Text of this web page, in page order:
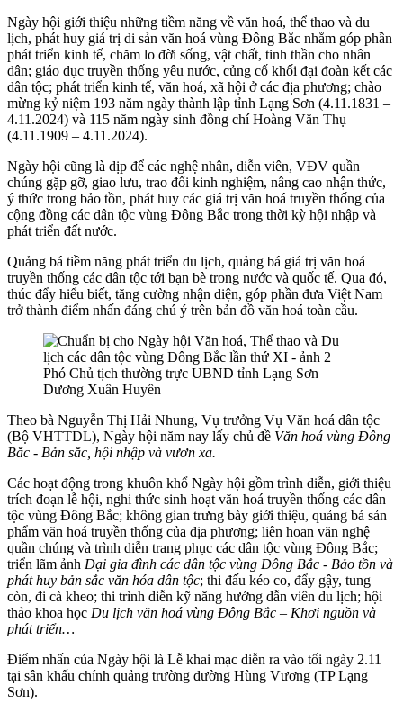
Ngày hội giới thiệu những tiềm năng về văn hoá, thể thao và du
lịch, phát huy giá trị di sản văn hoá vùng Đông Bắc nhằm góp phần
phát triển kinh tế, chăm lo đời sống, vật chất, tinh thần cho nhân
dân; giáo dục truyền thống yêu nước, củng cố khối đại đoàn kết các
dân tộc; phát triển kinh tế, văn hoá, xã hội ở các địa phương; chào
mừng kỷ niệm 193 năm ngày thành lập tỉnh Lạng Sơn (4.11.1831 –
4.11.2024) và 115 năm ngày sinh đồng chí Hoàng Văn Thụ
(4.11.1909 – 4.11.2024).
Ngày hội cũng là dịp để các nghệ nhân, diễn viên, VĐV quần
chúng gặp gỡ, giao lưu, trao đổi kinh nghiệm, nâng cao nhận thức,
ý thức trong bảo tồn, phát huy các giá trị văn hoá truyền thống của
cộng đồng các dân tộc vùng Đông Bắc trong thời kỳ hội nhập và
phát triển đất nước.
Quảng bá tiềm năng phát triển du lịch, quảng bá giá trị văn hoá
truyền thống các dân tộc tới bạn bè trong nước và quốc tế. Qua đó,
thúc đẩy hiểu biết, tăng cường nhận diện, góp phần đưa Việt Nam
trở thành điểm nhấn đáng chú ý trên bản đồ văn hoá toàn cầu.
Phó Chủ tịch thường trực UBND tỉnh Lạng Sơn
Dương Xuân Huyên
Theo bà Nguyễn Thị Hải Nhung, Vụ trưởng Vụ Văn hoá dân tộc
(Bộ VHTTDL), Ngày hội năm nay lấy chủ đề Văn hoá vùng Đông
Bắc - Bản sắc, hội nhập và vươn xa.
Các hoạt động trong khuôn khổ Ngày hội gồm trình diễn, giới thiệu
trích đoạn lễ hội, nghi thức sinh hoạt văn hoá truyền thống các dân
tộc vùng Đông Bắc; không gian trưng bày giới thiệu, quảng bá sản
phẩm văn hoá truyền thống của địa phương; liên hoan văn nghệ
quần chúng và trình diễn trang phục các dân tộc vùng Đông Bắc;
triển lãm ảnh Đại gia đình các dân tộc vùng Đông Bắc - Bảo tồn và
phát huy bản sắc văn hóa dân tộc; thi đấu kéo co, đẩy gậy, tung
còn, đi cà kheo; thi trình diễn kỹ năng hướng dẫn viên du lịch; hội
thảo khoa học Du lịch văn hoá vùng Đông Bắc – Khơi nguồn và
phát triển…
Điểm nhấn của Ngày hội là Lễ khai mạc diễn ra vào tối ngày 2.11
tại sân khấu chính quảng trường đường Hùng Vương (TP Lạng
Sơn).